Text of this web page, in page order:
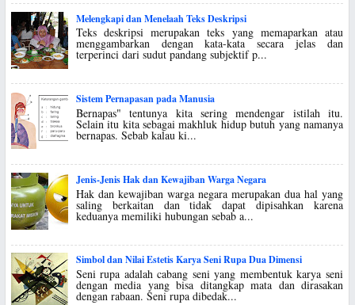
Melengkapi dan Menelaah Teks Deskripsi
Teks deskripsi merupakan teks yang memaparkan atau
menggambarkan dengan kata-kata secara jelas dan
terperinci dari sudut pandang subjektif p...
Sistem Pernapasan pada Manusia
Bernapas" tentunya kita sering mendengar istilah itu.
Selain itu kita sebagai makhluk hidup butuh yang namanya
bernapas. Sebab kalau ki...
Jenis-Jenis Hak dan Kewajiban Warga Negara
Hak dan kewajiban warga negara merupakan dua hal yang
saling berkaitan dan tidak dapat dipisahkan karena
keduanya memiliki hubungan sebab a...
Simbol dan Nilai Estetis Karya Seni Rupa Dua Dimensi
Seni rupa adalah cabang seni yang membentuk karya seni
dengan media yang bisa ditangkap mata dan dirasakan
dengan rabaan. Seni rupa dibedak...